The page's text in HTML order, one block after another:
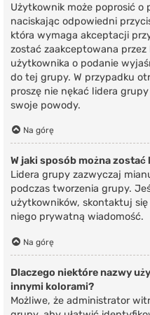
Użytkownik może poprosić o
naciskając odpowiedni
która wymaga akceptacji
zostać zaakceptowana
użytkownika o podanie
do tej grupy. W przypadku
proszę nie nękać lidera
swoje powody.
Na górę
W jaki sposób można
Lidera grupy zazwyczaj
podczas tworzenia grupy.
użytkowników, skontaktuj
niego prywatną wiadomość.
Na górę
Dlaczego niektóre nazwy
innymi kolorami?
Możliwe, że administrator